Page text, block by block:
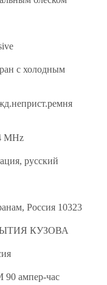
с холодным
MHz
русский
Россия 10323
КУЗОВА
90 ампер-час